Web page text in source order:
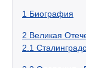
1 Биография
2 Великая
2.1